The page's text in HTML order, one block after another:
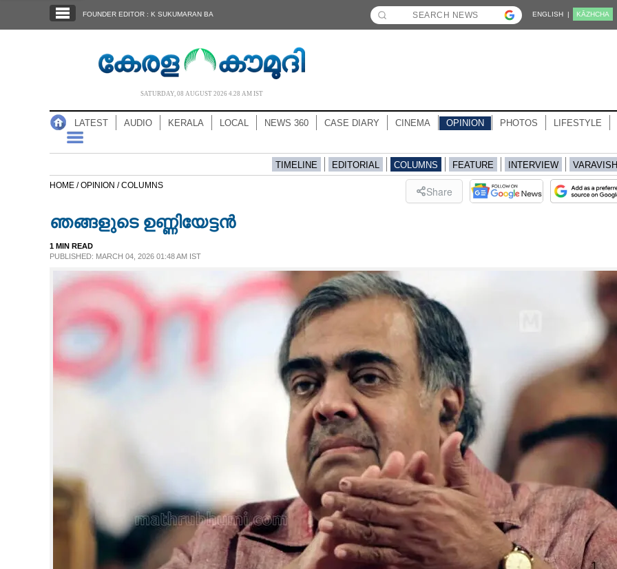
NOTIFIED NEWS
SPIRITUAL
FOUNDER EDITOR : K SUKUMARAN BA ENGLISH | KĀZHCHA
SATURDAY, 08 AUGUST 2026 4.28 AM IST
LATEST AUDIO KERALA LOCAL NEWS 360 CASE DIARY CINEMA OPINION PHOTOS LIFESTYLE
TIMELINE EDITORIAL COLUMNS FEATURE INTERVIEW
HOME /OPINION /COLUMNS Share
ഞങ്ങളുടെ ഉണ്ണിയേട്ടൻ
1 MIN READ
PUBLISHED: MARCH 04, 2026 01:48 AM IST